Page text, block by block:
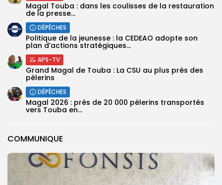
COMMUNIQUE
Magal Touba : dans les coulisses de la restauration
de la presse...
DÉPÊCHES
Politique de la jeunesse : la CEDEAO adopte son
plan d’actions stratégiques...
APS-TV
Grand Magal de Touba : La CSU au plus près des
pèlerins
DÉPÊCHES
Magal 2026 : près de 20 000 pèlerins transportés
vers Touba en...